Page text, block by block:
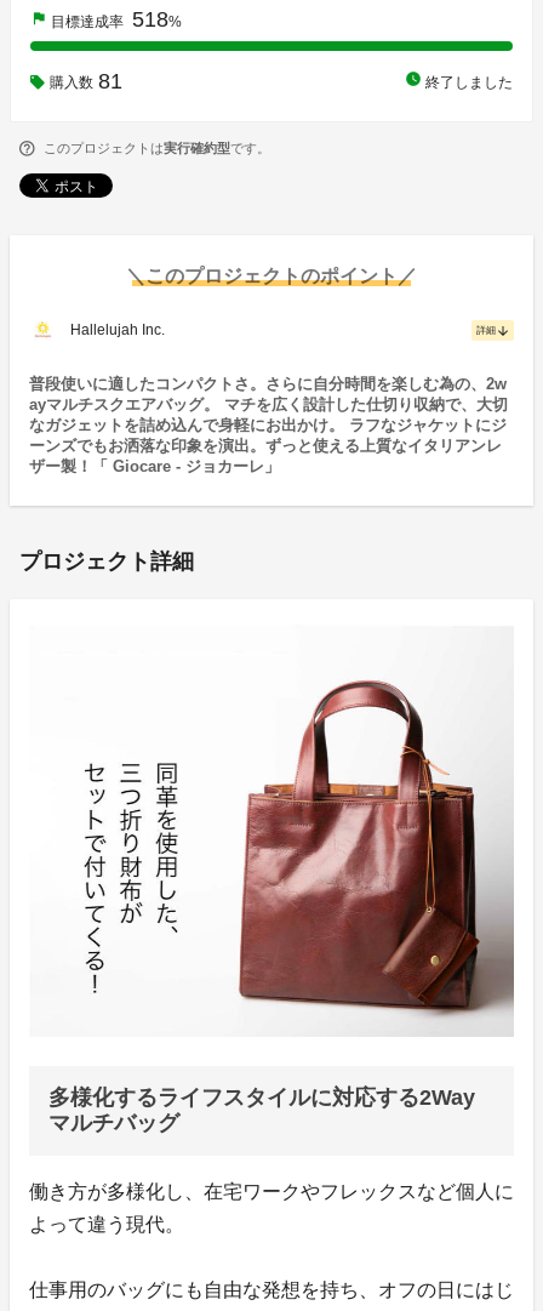
flag 目標達成率 518%
購入数 81 watch_later 終了しました
このプロジェクトは実行確約型です。
＼このプロジェクトのポイント／
Hallelujah Inc. 詳細 arrow_downward
普段使いに適したコンパクトさ。さらに自分時間を楽しむ為の、2w
ayマルチスクエアバッグ。 マチを広く設計した仕切り収納で、大切
なガジェットを詰め込んで身軽にお出かけ。 ラフなジャケットにジ
ーンズでもお洒落な印象を演出。ずっと使える上質なイタリアンレ
ザー製！「 Giocare - ジョカーレ」
プロジェクト詳細
多様化するライフスタイルに対応する2Way
マルチバッグ
働き方が多様化し、在宅ワークやフレックスなど個人に
よって違う現代。
仕事用のバッグにも自由な発想を持ち、オフの日にはじ